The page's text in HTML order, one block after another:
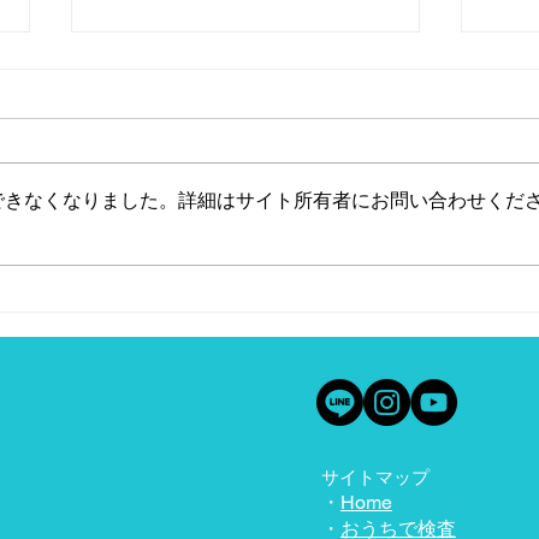
経営者にも知ってほしい、が
企業
なくなりました。詳細はサイト所有者にお問い合わせくださ
サイトマップ
・ Home
・ おうちで検査